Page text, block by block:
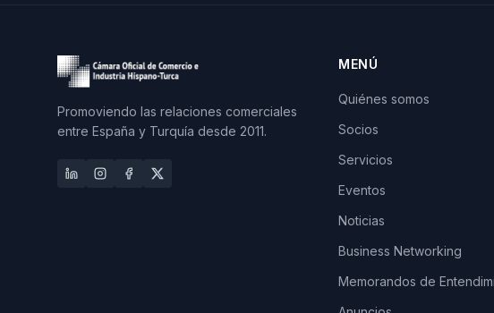
Promoviendo las relaciones comerciales
entre España y Turquía desde 2011.
MENÚ
Quiénes somos
Socios
Servicios
Eventos
Noticias
Business Networking
Memorandos de